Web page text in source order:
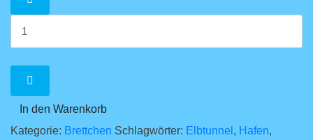
In den Warenkorb
Kategorie: Brettchen Schlagwörter: Elbtunnel , Hafen,